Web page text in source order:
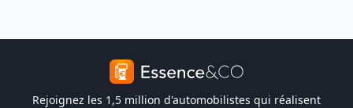
Rejoignez les 1,5 million d'automobilistes qui réalisent